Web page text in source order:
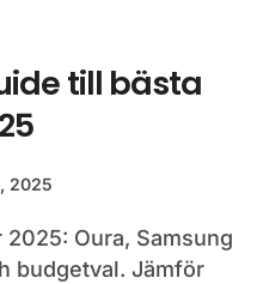
till bästa
2025
budgetval. Jämför